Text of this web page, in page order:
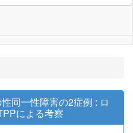
同一性障害の2症例 : ロ
による考察